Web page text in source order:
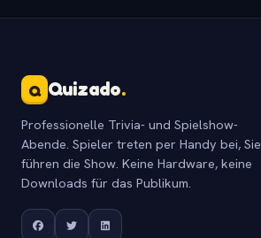
Q Quizado.
Professionelle Trivia- und Spielshow-
Abende. Spieler treten per Handy bei, Sie
führen die Show. Keine Hardware, keine
Downloads für das Publikum.